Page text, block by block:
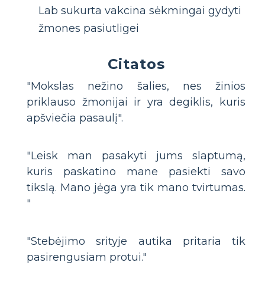
Lab sukurta vakcina sėkmingai gydyti
žmones pasiutligei
Citatos
"Mokslas nežino šalies, nes žinios
priklauso žmonijai ir yra degiklis, kuris
apšviečia pasaulį".
"Leisk man pasakyti jums slaptumą,
kuris paskatino mane pasiekti savo
tikslą. Mano jėga yra tik mano tvirtumas.
"
"Stebėjimo srityje autika pritaria tik
pasirengusiam protui."